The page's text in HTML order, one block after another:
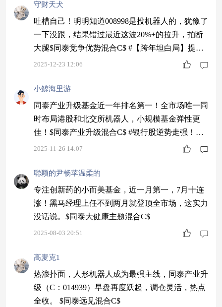
守财天犬
吐槽自己！明明知道008998是投机器人的，犹豫了
一下没跟，结果错过最近这波20%+的拉升，拍断
大腿$同泰竞争优势混合C$ #【跨年坦白局】提问
金梓才、陈果#
2025-12-23 12:06
小鲸海里游
同泰产业升级基金近一年排名第一！全市场唯一同
时布局港股和北交所机器人，小规模基金弹性更
佳！$同泰产业升级混合C$ #银行股逆势走强！行
情逻辑是什么？#
2025-11-26 14:07
聪颖的尹畅苹温柔的
专注创新药的小而美基金，近一月第一，7月十连
涨！黑马经理上任不到两月就登顶全市场，这实力
没话说。$同泰大健康主题混合C$
2025-08-03 20:51
高麦克1
热浪扑面，人形机器人成为最强主线，同泰产业升
级（C：014939）早盘再度跃起，调仓灵活，热点
全收。 $同泰远见混合C$